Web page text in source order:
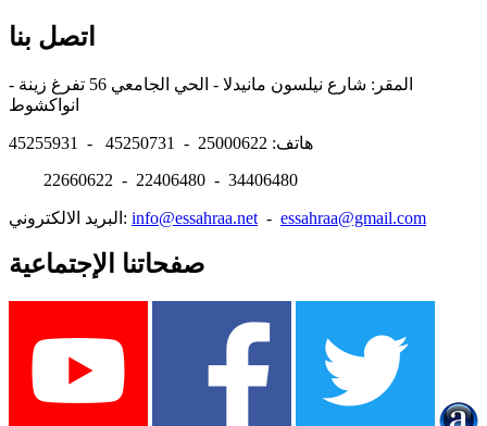
اتصل بنا
المقر: شارع نيلسون مانيدلا - الحي الجامعي 56 تفرغ زينة -
هاتف: 25000622 - 45250731 - 45255931
22660622 - 22406480 - 34406480
البريد الالكتروني: info@essahraa.net - essahraa@gmail.com
صفحاتنا الإجتماعية